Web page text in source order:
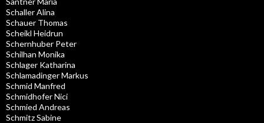
Schaller Alina
Schauer Thomas
Scheikl Heidrun
Schernhuber Peter
Schilhan Monika
Schlager Katharina
Schlamadinger Markus
Schmid Manfred
Schmidhofer Nici
Schmied Andreas
Schmitz Sabine